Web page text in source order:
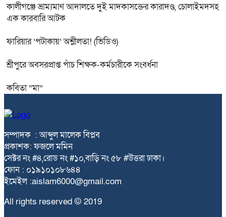
কালীগঞ্জে ভ্রাম্যমাণ আদালতে দুই মাদকাসক্তের কারাদণ্ড, চোলাইমদসহ
এক কারবারি আটক
ফারিয়ার ‘পটাকায়’ অশ্লীলতা! (ভিডিও)
শ্রীপুরে অবসরপ্রাপ্ত পাঁচ শিক্ষক-কর্মচারীকে সংবর্ধনা
কবিতা “মা”
সম্পাদক : আব্দুল মালেক বিপ্লব
প্রকাশক: ফজলে মমিন
সেক্টর নং #৪,রোড নং #১০,বাড়ি নং ৫৮ #উত্তরা ঢাকা।
ফোন : ০১৯১০১০৮৬৪৪
ইমেইল :aislam6000@gmail.com
All rights reserved © 2019